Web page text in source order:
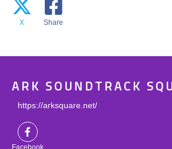
X Share
ARK SOUNDTRACK
https://arksquare.net/
Facebook